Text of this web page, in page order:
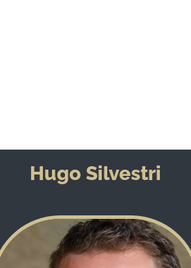
Hugo Silvestri